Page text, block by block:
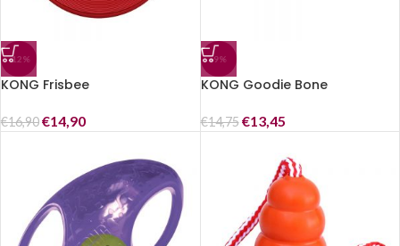
-12%
KONG Frisbee
€16,90€14,90
-9%
KONG Goodie Bone
€14,75 €13,45